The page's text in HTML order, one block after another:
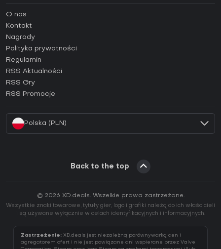
Poradniki
Jak aktywować klucz Steam (CD Key)?
Jak aktywować klucz Epic Games (CD Key)?
Jak aktywować klucz GOG (CD Key)?
Jak aktywować klucz Ubisoft Connect (CD Key)?
O nas
Kontakt
Nagrody
Polityka prywatności
Regulamin
RSS Aktualności
RSS Gry
RSS Promocje
Polska (PLN)
Back to the top
© 2026 XD.deals. Wszelkie prawa zastrzeżone.
Wszystkie znaki towarowe, tytuły gier, logo i grafiki należą do ich właścicieli
i są używane wyłącznie w celach identyfikacyjnych i informacyjnych.
Zastrzeżenie: XD.deals jest niezależną porównywarką cen i
agregatorem ofert i nie jest powiązane ani wspierane przez Valve